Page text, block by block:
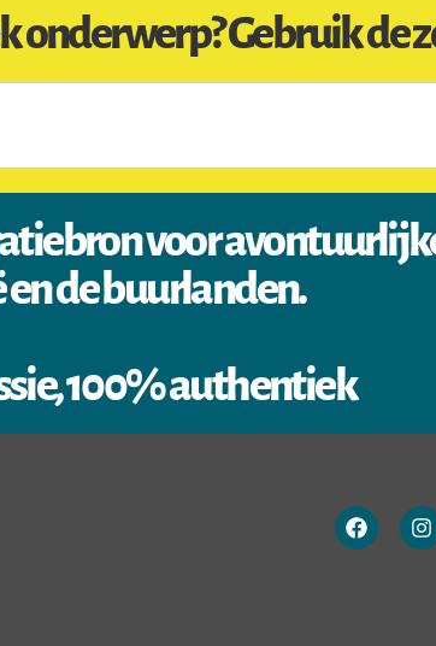
onderwerp? Gebruik de
voor
en de buurlanden.
100% authentiek